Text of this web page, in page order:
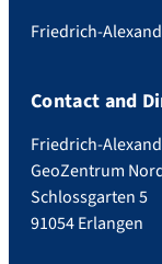
Friedrich-
Contact and
Friedrich-
GeoZentrum
Schlossgarten 5
91054 Erlangen